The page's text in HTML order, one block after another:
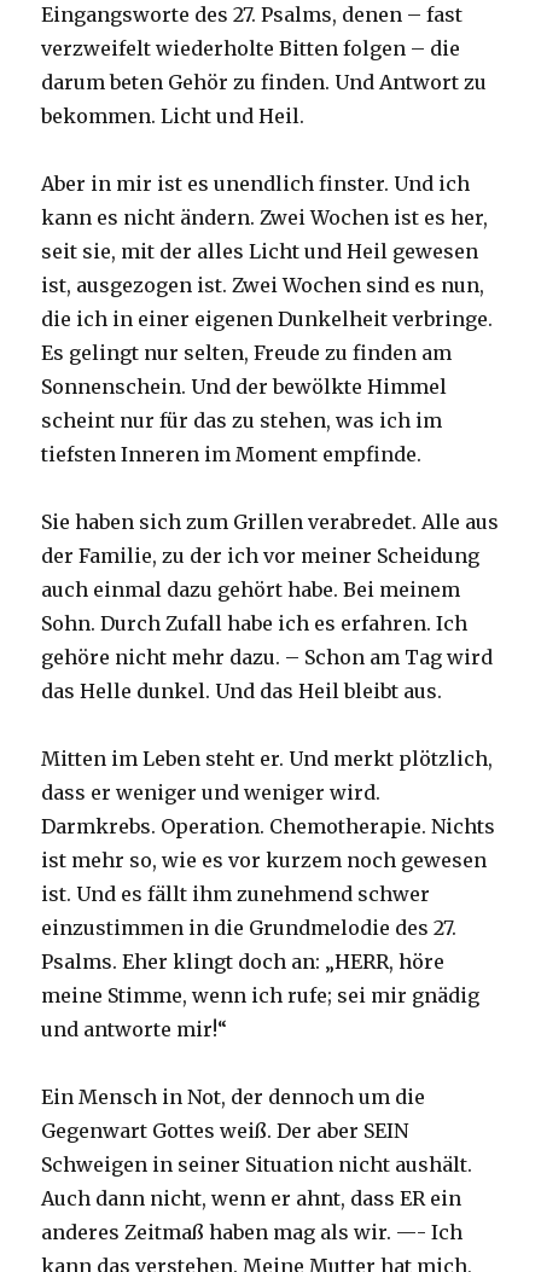
Eingangsworte des 27. Psalms, denen – fast
verzweifelt wiederholte Bitten folgen – die
darum beten Gehör zu finden. Und Antwort zu
bekommen. Licht und Heil.
Aber in mir ist es unendlich finster. Und ich
kann es nicht ändern. Zwei Wochen ist es her,
seit sie, mit der alles Licht und Heil gewesen
ist, ausgezogen ist. Zwei Wochen sind es nun,
die ich in einer eigenen Dunkelheit verbringe.
Es gelingt nur selten, Freude zu finden am
Sonnenschein. Und der bewölkte Himmel
scheint nur für das zu stehen, was ich im
tiefsten Inneren im Moment empfinde.
Sie haben sich zum Grillen verabredet. Alle aus
der Familie, zu der ich vor meiner Scheidung
auch einmal dazu gehört habe. Bei meinem
Sohn. Durch Zufall habe ich es erfahren. Ich
gehöre nicht mehr dazu. – Schon am Tag wird
das Helle dunkel. Und das Heil bleibt aus.
Mitten im Leben steht er. Und merkt plötzlich,
dass er weniger und weniger wird.
Darmkrebs. Operation. Chemotherapie. Nichts
ist mehr so, wie es vor kurzem noch gewesen
ist. Und es fällt ihm zunehmend schwer
einzustimmen in die Grundmelodie des 27.
Psalms. Eher klingt doch an: „HERR, höre
meine Stimme, wenn ich rufe; sei mir gnädig
und antworte mir!“
Ein Mensch in Not, der dennoch um die
Gegenwart Gottes weiß. Der aber SEIN
Schweigen in seiner Situation nicht aushält.
Auch dann nicht, wenn er ahnt, dass ER ein
anderes Zeitmaß haben mag als wir. —- Ich
kann das verstehen. Meine Mutter hat mich,